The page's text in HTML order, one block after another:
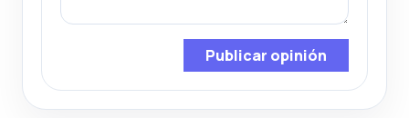
Publicar opinión